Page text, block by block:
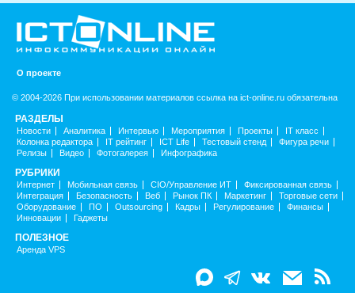
О проекте
© 2004-2026 При использовании материалов ссылка на ict-online.ru обязательна
РАЗДЕЛЫ
Новости Аналитика Интервью Мероприятия Проекты
IT класс
Колонка редактора
IT рейтинг ICT Life Тестовый стенд
Фигура речи
Релизы
Видео Фотогалерея Инфографика
РУБРИКИ
Интернет Мобильная связь CIO/Управление ИТ
Фиксированная связь
Интеграция
Безопасность Веб Рынок ПК Маркетинг
Торговые сети
Оборудование
ПО Outsourcing Кадры Регулирование
Финансы
Инновации
Гаджеты
ПОЛЕЗНОЕ
Аренда VPS